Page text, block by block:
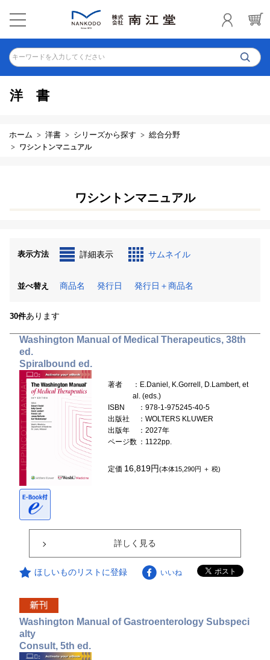
キーワードを入力してください
洋書
ホーム 洋書 シリーズから探す 総合分野
ワシントンマニュアル
ワシントンマニュアル
表示方法 詳細表示 サムネイル
並べ替え 商品名 発行日 発行日＋商品名
30件あります
Washington Manual of Medical Therapeutics, 38th
ed.
Spiralbound ed.
著者
：E.Daniel, K.Gorrell, D.Lambert, et
al. (eds.)
ISBN
：978-1-975245-40-5
出版社
：WOLTERS KLUWER
出版年
：2027年
ページ数 ：1122pp.
定価 16,819円(本体15,290円 ＋ 税)
詳しく見る
ほしいものリストに登録 いいね
Washington Manual of Gastroenterology Subspeci
alty
Consult, 5th ed.